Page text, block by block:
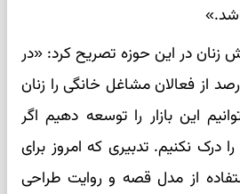
زنان در این حوزه تصریح کرد: «در
حاضر حدود 70 درصد از فعالان مشاغل خانگی را زنان
این بازار را توسعه دهیم اگر
درک نکنیم. تدبیری که امروز برای
از مدل قصه و روایت طراحی